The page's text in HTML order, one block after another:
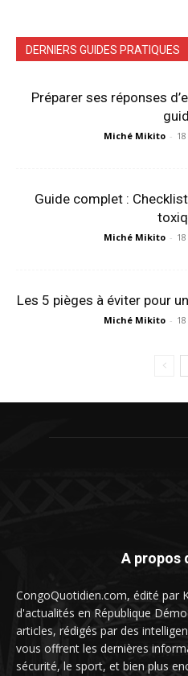
DERNIERS GUIDES PRATIQUES
Préparer ses réponses
Miché Mikito -
Guide complet :
Miché Mikito -
Les 5 pièges à éviter pour
Miché Mikito -
A propos
CongoQuotidien.com, édité par
d'actualités en République
articles, rédigés par des
vous offrent les dernières
sécurité, le sport, et bien plus